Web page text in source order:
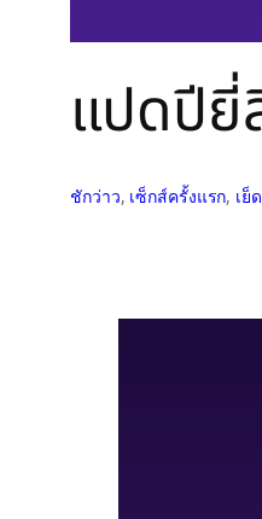
แปดปียี่
ชักว่าว, เซ็กส์ครั้งแรก, เย็